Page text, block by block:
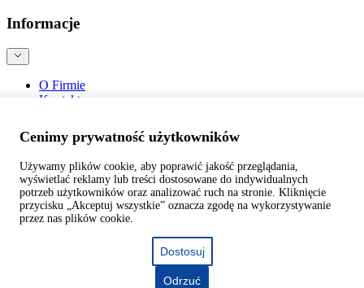
Informacje
O Firmie
Kontakt
Bezpieczeństwo produktów
webtom.pl
Cenimy prywatność użytkowników
Używamy plików cookie, aby poprawić jakość przeglądania,
wyświetlać reklamy lub treści dostosowane do indywidualnych
potrzeb użytkowników oraz analizować ruch na stronie. Kliknięcie
przycisku „Akceptuj wszystkie” oznacza zgodę na wykorzystywanie
przez nas plików cookie.
Dostosuj
Odrzuć